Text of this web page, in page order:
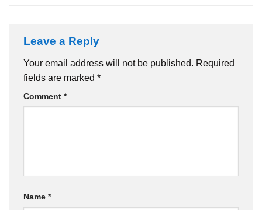
Leave a Reply
Your email address will not be published. Required
fields are marked *
Comment *
Name *